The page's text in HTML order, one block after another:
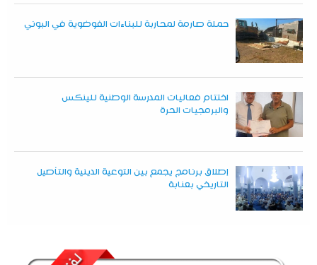
حملة صارمة لمحاربة للبناءات الفوضوية في البوني
اختتام فعاليات المدرسة الوطنية للينكس
والبرمجيات الحرة
إطلاق برنامج يجمع بين التوعية الدينية والتأصيل
التاريخي بعنابة